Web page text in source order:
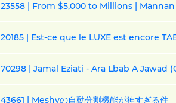
23558 | From $5,000 to Millions |
20185 | Est-ce que le LUXE est encore
43661 | Meshyの自動分割機能が神すぎる件